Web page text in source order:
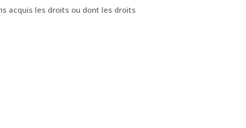
acquis les droits ou dont les droits